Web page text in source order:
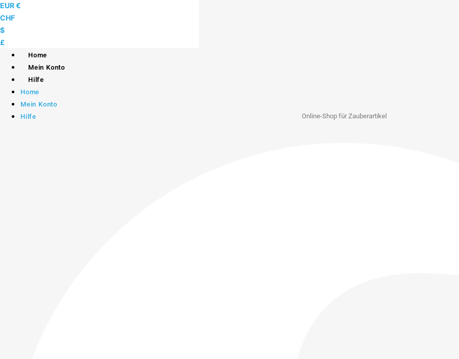
Skip
to
content
EUR €
CHF
$
£
Home
Mein Konto
Hilfe
Home
Mein Konto
Hilfe
Online-Shop für Zauberartikel